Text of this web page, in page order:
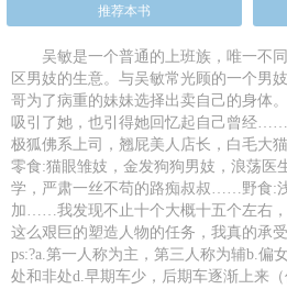
推荐本书
吴敏是一个普通的上班族，唯一不
区男妓的生意。与吴敏常光顾的一个男
哥为了病重的妹妹选择出卖自己的身体
吸引了她，也引得她回忆起自己曾经
极狐佛系上司，翘屁美人店长，白毛
零食:猫眼雏妓，金发狗狗男妓，浪荡医
学，严肃一丝不苟的路痴叔叔……野食:
加……我发现不止十个大概十五个左右
这么艰巨的塑造人物的任务，我真的承
ps:?a.第一人称为主，第三人称为辅b.偏
处和非处d.早期车少，后期车逐渐上来